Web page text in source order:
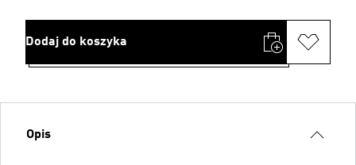
Dodaj do koszyka
Opis